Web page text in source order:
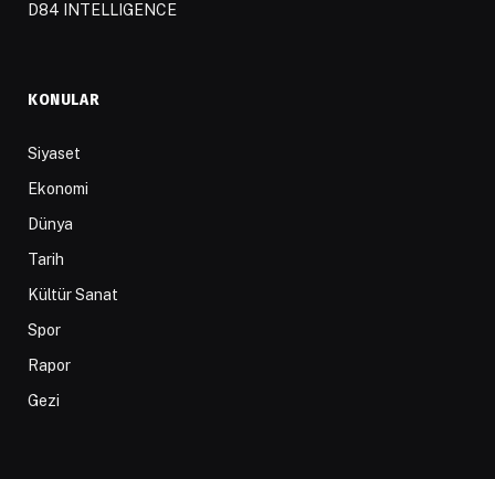
D84 INTELLIGENCE
KONULAR
Siyaset
Ekonomi
Dünya
Tarih
Kültür Sanat
Spor
Rapor
Gezi